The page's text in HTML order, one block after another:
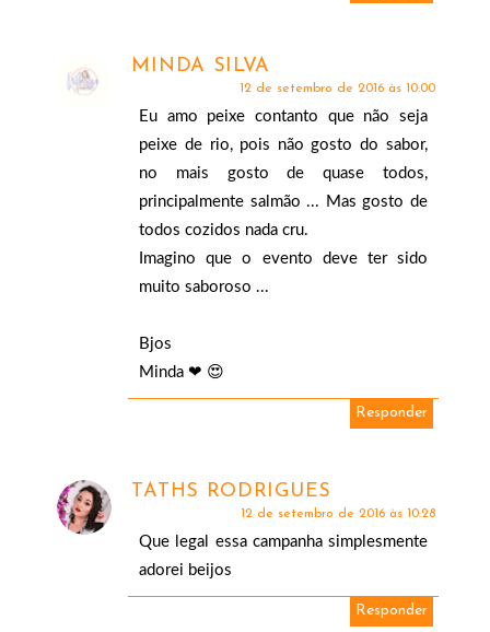
MINDA SILVA
12 de setembro de 2016 às 10:00
Eu amo peixe contanto que não seja
peixe de rio, pois não gosto do sabor,
no mais gosto de quase todos,
principalmente salmão ... Mas gosto de
todos cozidos nada cru.
Imagino que o evento deve ter sido
muito saboroso ...
Bjos
Minda ❤ 😍
Responder
TATHS RODRIGUES
12 de setembro de 2016 às 10:28
Que legal essa campanha simplesmente
adorei beijos
Responder